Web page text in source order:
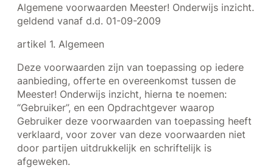
Algemene voorwaarden Meester! Onderwijs inzicht.
geldend vanaf d.d. 01-09-2009
artikel 1. Algemeen
Deze voorwaarden zijn van toepassing op iedere
aanbieding, offerte en overeenkomst tussen de
Meester! Onderwijs inzicht, hierna te noemen:
“Gebruiker”, en een Opdrachtgever waarop
Gebruiker deze voorwaarden van toepassing heeft
verklaard, voor zover van deze voorwaarden niet
door partijen uitdrukkelijk en schriftelijk is
afgeweken.